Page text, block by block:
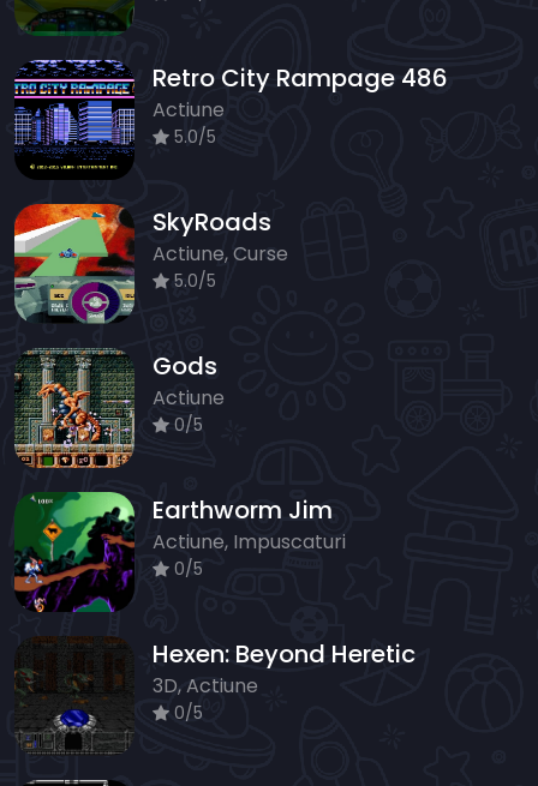
Retro City Rampage 486
Actiune
5.0/5
SkyRoads
Actiune, Curse
5.0/5
Gods
Actiune
0/5
Earthworm Jim
Actiune, Impuscaturi
0/5
Hexen: Beyond Heretic
3D, Actiune
0/5